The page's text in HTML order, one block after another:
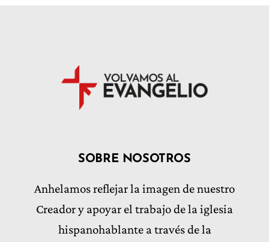
SOBRE NOSOTROS
Anhelamos reflejar la imagen de nuestro
Creador y apoyar el trabajo de la iglesia
hispanohablante a través de la